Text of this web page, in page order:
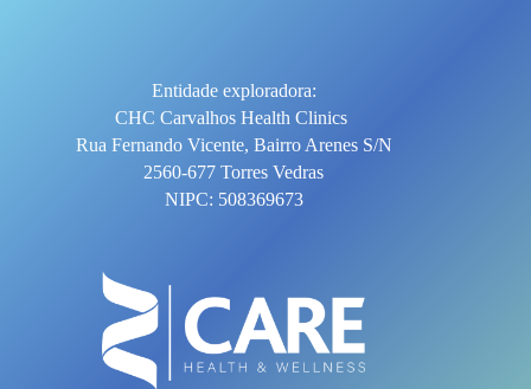
Entidade exploradora:
CHC Carvalhos Health Clinics
Rua Fernando Vicente, Bairro Arenes S/N
2560-677 Torres Vedras
NIPC: 508369673